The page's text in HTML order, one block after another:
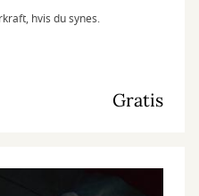
hvis du synes.
Gratis